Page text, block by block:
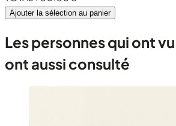
Ajouter la sélection au panier
Les personnes qui ont
ont aussi consulté